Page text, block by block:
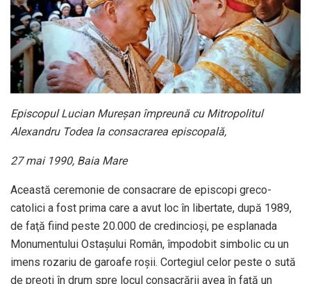
Episcopul Lucian Mureșan împreună cu Mitropolitul
Alexandru Todea la consacrarea episcopală,
27 mai 1990, Baia Mare
Această ceremonie de consacrare de episcopi greco-
catolici a fost prima care a avut loc în libertate, după 1989,
de faţă fiind peste 20.000 de credincioşi, pe esplanada
Monumentului Ostaşului Român, împodobit simbolic cu un
imens rozariu de garoafe roşii. Cortegiul celor peste o sută
de preoţi în drum spre locul consacrării avea în faţă un